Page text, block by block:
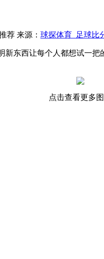
荐 来源： 球探体育_足球比
东西让每个人都想试一
点击查看更多